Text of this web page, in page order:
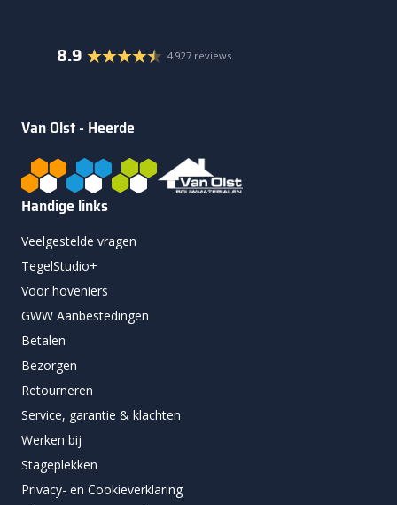
8.9 4.927 reviews
Van Olst - Heerde
Handige links
Veelgestelde vragen
TegelStudio+
Voor hoveniers
GWW Aanbestedingen
Betalen
Bezorgen
Retourneren
Service, garantie & klachten
Werken bij
Stageplekken
Privacy- en Cookieverklaring